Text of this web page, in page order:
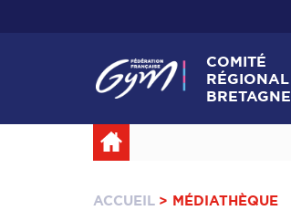
COMITÉ
RÉGIONAL
BRETAGNE
ACCUEIL > MÉDIATHÈQUE